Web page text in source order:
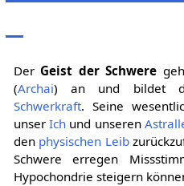
DerGeist der Schwere
(Archai) an und bildet
Schwerkraft. Seine
unserIch und unseren
den physischen Leib
Schwere erregen
Hypochondrie steigern